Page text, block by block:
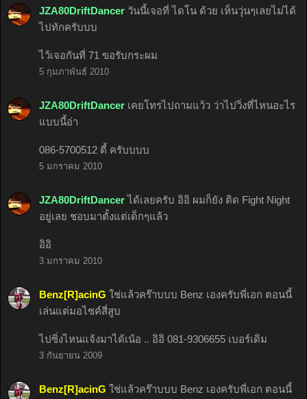
JZA80DriftDancer วันนี้เจอที่ ไดโน ด้วย เห็นวุ่นๆเลยไม่ได้
ไปทักครับบบ
ไว้เจอกันที่ 71 ขอรับกระผม
5 กุมภาพันธ์ 2010
JZA80DriftDancer เคยโทรไปถามแว้ว ว่าไปวิ่งที่ไหนอะไร
แบบนี้อ่า
086-5700512 ตี้ ครับบบบ
5 มกราคม 2010
JZA80DriftDancer ได้เลยครับ อิอิ ผมก็ยัง ติด Fight Night
อยู่เลย ชอบมาตั้งแต่เด็กๆแล้ว
อิอิ
3 มกราคม 2010
Benz[R]acinG ใช่แล้วคร๊าบบบ Benz เองครับพี่เอก ตอนนี้
เล่นแต่มอไซค์สี่สูบ
ไปซิ่งไหนแจ้งมาได้เน้อ .. อิอิ 081-9306655 เบอร์เดิม
3 กันยายน 2009
Benz[R]acinG ใช่แล้วคร๊าบบบ Benz เองครับพี่เอก ตอนนี้